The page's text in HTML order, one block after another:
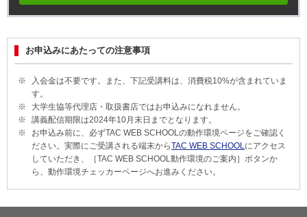
お申込みにあたっての注意事項
入会金は不要です。また、下記受講料は、消費税10%が含まれていま
す。
大学生協等代理店・取扱書店ではお申込みになれません。
講義配信期限は2024年10月末日までとなります。
お申込み前に、必ずTAC WEB SCHOOLの動作環境ページをご確認く
ださい。実際にご受講される端末からTAC WEB SCHOOLにアクセス
していただき、［TAC WEB SCHOOL動作環境のご案内］ボタンか
ら、動作環境チェッカーページへお進みください。